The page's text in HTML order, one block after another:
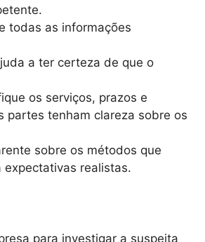
todas as informações
a ter certeza de que o
os serviços, prazos e
partes tenham clareza sobre os
sobre os métodos que
realistas.
para investigar a suspeita